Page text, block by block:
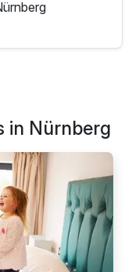
in Nürnberg